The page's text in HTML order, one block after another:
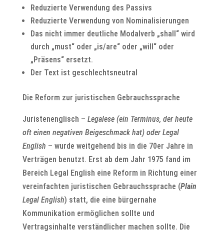
Reduzierte Verwendung des Passivs
Reduzierte Verwendung von Nominalisierungen
Das nicht immer deutliche Modalverb „shall“ wird
durch „must“ oder „is/are“ oder „will“ oder
„Präsens“ ersetzt.
Der Text ist geschlechtsneutral
Die Reform zur juristischen Gebrauchssprache
Juristenenglisch – Legalese (ein Terminus, der heute
oft einen negativen Beigeschmack hat) oder Legal
English – wurde weitgehend bis in die 70er Jahre in
Verträgen benutzt. Erst ab dem Jahr 1975 fand im
Bereich Legal English eine Reform in Richtung einer
vereinfachten juristischen Gebrauchssprache (Plain
Legal English) statt, die eine bürgernahe
Kommunikation ermöglichen sollte und
Vertragsinhalte verständlicher machen sollte. Die